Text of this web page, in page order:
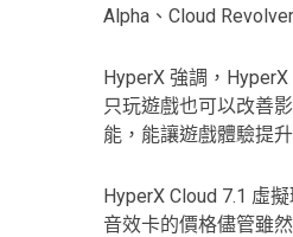
Alpha、Cloud
HyperX 強調，
只玩遊戲也可以改善
能，能讓遊戲體驗提
HyperX Cloud 7.1 虛
音效卡的價格儘管雖